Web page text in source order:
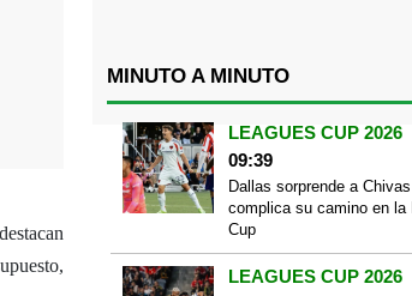
MINUTO A MINUTO
LEAGUES CUP 2026
09:39
Dallas sorprende a
complica su camino en la
Cup
LEAGUES CUP 2026